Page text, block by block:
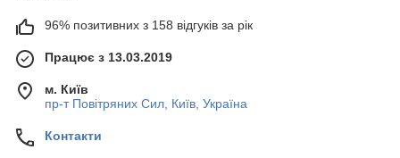
96% позитивних з 158 відгуків за рік
Працює з 13.03.2019
м. Київ
пр-т Повiтряних Сил, Київ, Україна
Контакти